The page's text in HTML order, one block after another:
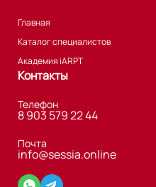
Главная
Каталог специалистов
Академия iARPT
Контакты
Телефон
8 903 579 22 44
Почта
info@sessia.online